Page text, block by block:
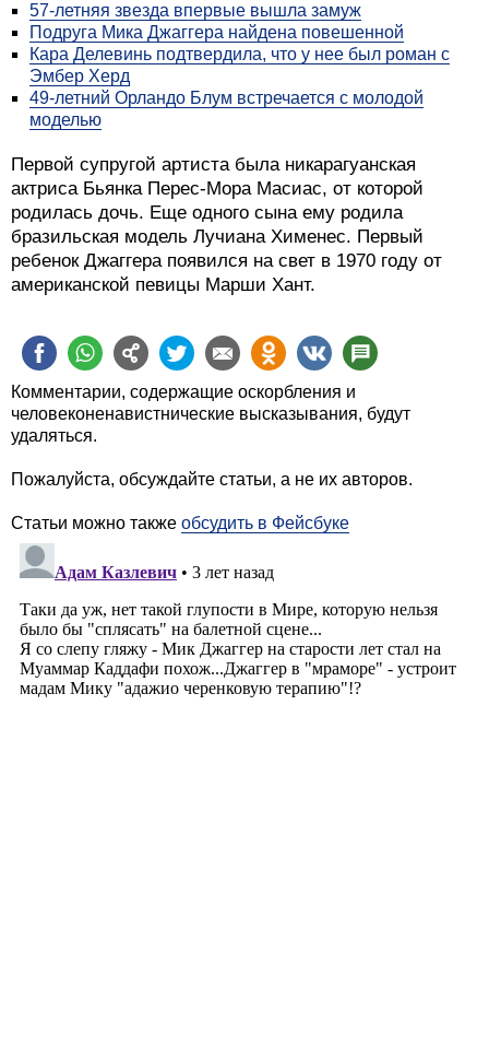
57-летняя звезда впервые вышла замуж
Подруга Мика Джаггера найдена повешенной
Кара Делевинь подтвердила, что у нее был роман с
Эмбер Херд
49-летний Орландо Блум встречается с молодой
моделью
Первой супругой артиста была никарагуанская
актриса Бьянка Перес-Мора Масиас, от которой
родилась дочь. Еще одного сына ему родила
бразильская модель Лучиана Хименес. Первый
ребенок Джаггера появился на свет в 1970 году от
американской певицы Марши Хант.
Комментарии, содержащие оскорбления и
человеконенавистнические высказывания, будут
удаляться.
Пожалуйста, обсуждайте статьи, а не их авторов.
Статьи можно также обсудить в Фейсбуке